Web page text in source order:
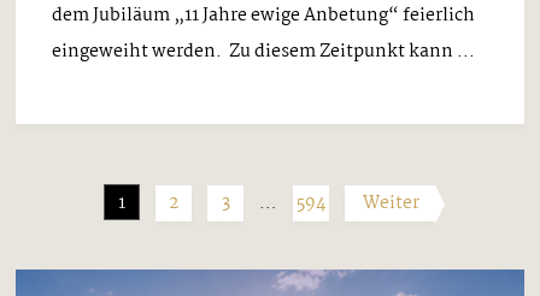
dem Jubiläum „11 Jahre ewige Anbetung“ feierlich
eingeweiht werden. Zu diesem Zeitpunkt kann ...
1 2 3 … 594 Weiter